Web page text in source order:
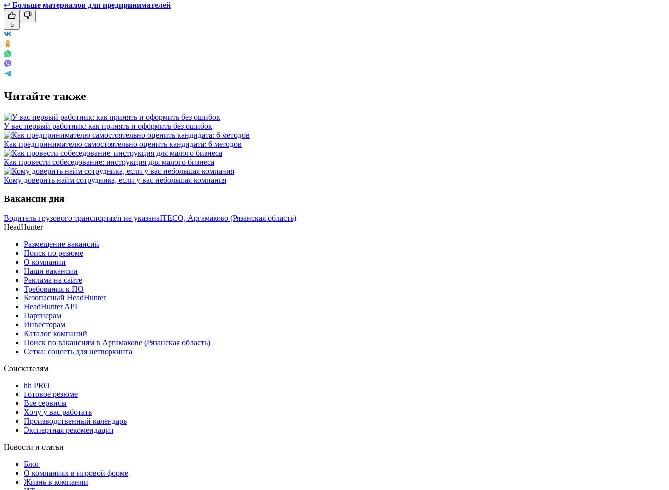
↩ Больше материалов для предпринимателей
5
Читайте также
У вас первый работник: как принять и оформить без ошибок
Как предпринимателю самостоятельно оценить кандидата: 6 методов
Как провести собеседование: инструкция для малого бизнеса
Кому доверить найм сотрудника, если у вас небольшая компания
Вакансии дня
Водитель грузового транспортаз/п не указанаITECO, Аргамаково (Рязанская область)
HeadHunter
Размещение вакансий
Поиск по резюме
О компании
Наши вакансии
Реклама на сайте
Требования к ПО
Безопасный HeadHunter
HeadHunter API
Партнерам
Инвесторам
Каталог компаний
Поиск по вакансиям в Аргамакове (Рязанская область)
Сетка: соцсеть для нетворкинга
Соискателям
hh PRO
Готовое резюме
Все сервисы
Хочу у вас работать
Производственный календарь
Экспертная рекомендация
Новости и статьи
Блог
О компаниях в игровой форме
Жизнь в компании